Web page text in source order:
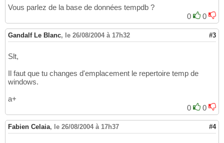
Vous parlez de la base de données tempdb ?
0
0
Gandalf Le Blanc, le 26/08/2004 à 17h32 #3
Slt,
Il faut que tu changes d'emplacement le repertoire temp de
windows.
a+
0
0
Fabien Celaia, le 26/08/2004 à 17h37 #4